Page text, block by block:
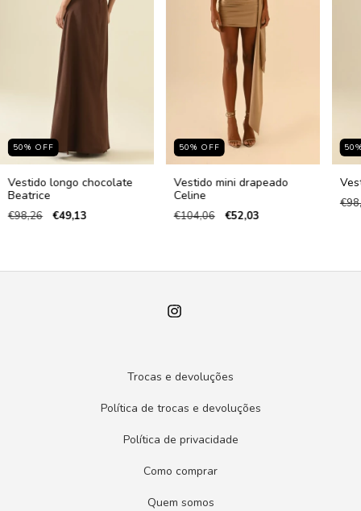
50% OFF
Vestido longo chocolate
Beatrice
€98,26 €49,13
50% OFF
Vestido mini drapeado
Celine
€104,06 €52,03
50
Trocas e devoluções
Política de trocas e devoluções
Política de privacidade
Como comprar
Quem somos